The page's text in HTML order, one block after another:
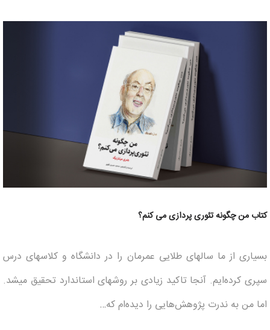
کتاب من چگونه تئوری پردازی می کنم؟
بسیاری از ما سالهای طلایی عمرمان را در دانشگاه و کلاس­های درس
سپری کرده‌ایم. آنجا تاکید زیادی بر روش­های استاندارد تحقیق می­شد.
اما من به ندرت پژوهش‎‌هایی را دیده‌ام که…